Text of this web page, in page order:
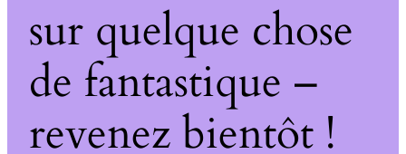
sur quelque chose
de fantastique –
revenez bientôt !